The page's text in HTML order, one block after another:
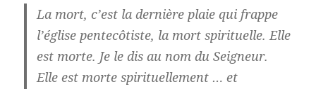
La mort, c’est la dernière plaie qui frappe
l’église pentecôtiste, la mort spirituelle. Elle
est morte. Je le dis au nom du Seigneur.
Elle est morte spirituellement … et